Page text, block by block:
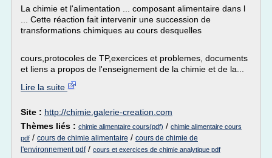
La chimie et l'alimentation ... composant alimentaire dans l
... Cette réaction fait intervenir une succession de
transformations chimiques au cours desquelles
cours,protocoles de TP,exercices et problemes, documents
et liens a propos de l'enseignement de la chimie et de la...
Lire la suite
Site : http://chimie.galerie-creation.com
Thèmes liés : chimie alimentaire cours(pdf) / chimie alimentaire cours
pdf / cours de chimie alimentaire / cours de chimie de
l'environnement pdf/ cours et exercices de chimie analytique pdf